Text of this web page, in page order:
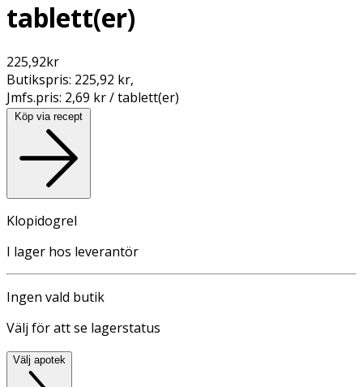
tablett(er)
225,92kr
Butikspris: 225,92 kr,
Jmfs.pris: 2,69 kr / tablett(er)
Köp via recept
Klopidogrel
I lager hos leverantör
Ingen vald butik
Välj för att se lagerstatus
Välj apotek